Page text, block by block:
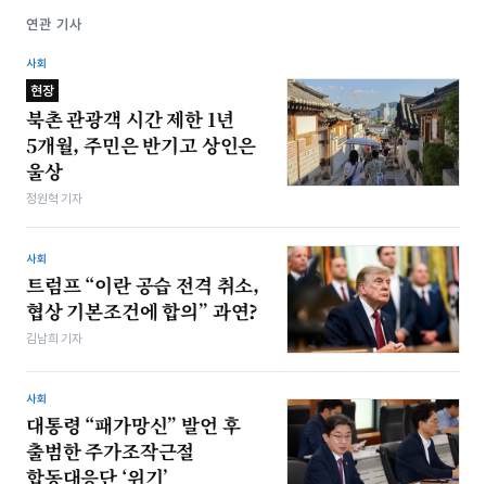
연관 기사
사회
현장
북촌 관광객 시간 제한 1년
5개월, 주민은 반기고 상인은
울상
정원혁 기자
사회
트럼프 “이란 공습 전격 취소,
협상 기본조건에 합의” 과연?
김남희 기자
사회
대통령 “패가망신” 발언 후
출범한 주가조작근절
합동대응단 ‘위기’